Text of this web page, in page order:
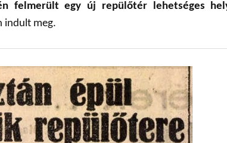
felmerült egy új repülőtér lehetséges
indult meg.